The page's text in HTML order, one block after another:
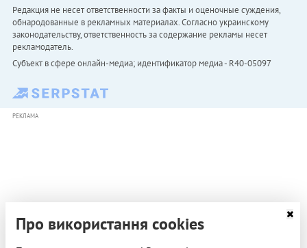
Редакция не несет ответственности за факты и оценочные суждения,
обнародованные в рекламных материалах. Согласно украинскому
законодательству, ответственность за содержание рекламы несет
рекламодатель.
Субъект в сфере онлайн-медиа; идентификатор медиа - R40-05097
РЕКЛАМА
Про використання cookies